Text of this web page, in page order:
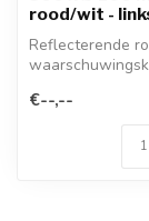
rood/wit -
Reflecterende
signalisatiepaal ...
€--,--